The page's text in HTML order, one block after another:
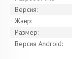
Версия:
Жанр:
Размер:
Версия Android: